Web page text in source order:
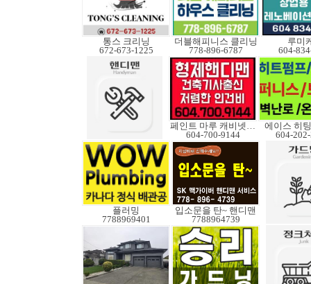
통스 크리닝
672-673-1225
더블해피니스 클리닝
778-896-6787
루미
604-
페인트 마루 캐비넷코팅
604-700-9144
에이스 히
604-
플러밍
7788969401
입소문을 탄~ 핸디맨
7788964739